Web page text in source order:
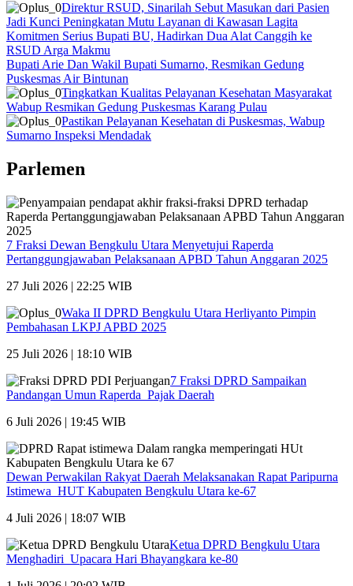
Direktur RSUD, Sinarilah Sebut Masukan dari Pasien
Jadi Kunci Peningkatan Mutu Layanan di Kawasan Lagita
Komitmen Serius Bupati BU, Hadirkan Dua Alat Canggih ke
RSUD Arga Makmu
Bupati Arie Dan Wakil Bupati Sumarno, Resmikan Gedung
Puskesmas Air Bintunan
Tingkatkan Kualitas Pelayanan Kesehatan Masyarakat
Wabup Resmikan Gedung Puskesmas Karang Pulau
Pastikan Pelayanan Kesehatan di Puskesmas, Wabup
Sumarno Inspeksi Mendadak
Parlemen
7 Fraksi Dewan Bengkulu Utara Menyetujui Raperda
Pertanggungjawaban Pelaksanaan APBD Tahun Anggaran 2025
27 Juli 2026 | 22:25 WIB
Waka II DPRD Bengkulu Utara Herliyanto Pimpin
Pembahasan LKPJ APBD 2025
25 Juli 2026 | 18:10 WIB
7 Fraksi DPRD Sampaikan
Pandangan Umun Raperda Pajak Daerah
6 Juli 2026 | 19:45 WIB
Dewan Perwakilan Rakyat Daerah Melaksanakan Rapat Paripurna
Istimewa HUT Kabupaten Bengkulu Utara ke-67
4 Juli 2026 | 18:07 WIB
Ketua DPRD Bengkulu Utara
Menghadiri Upacara Hari Bhayangkara ke-80